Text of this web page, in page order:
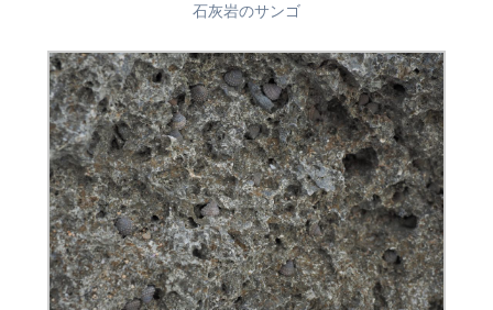
石灰岩のサンゴ